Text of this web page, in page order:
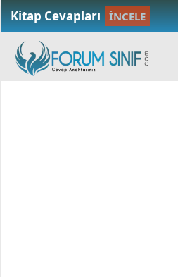
Kitap Cevapları İNCELE